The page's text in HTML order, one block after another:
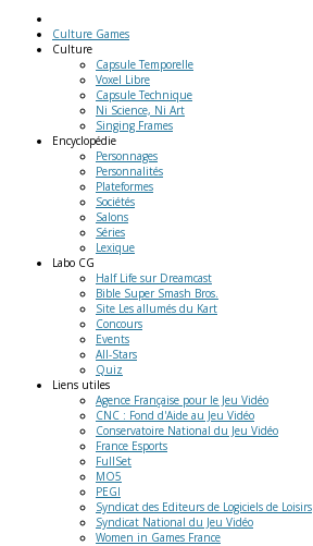
Culture Games
Culture
Capsule Temporelle
Voxel Libre
Capsule Technique
Ni Science, Ni Art
Singing Frames
Encyclopédie
Personnages
Personnalités
Plateformes
Sociétés
Salons
Séries
Lexique
Labo CG
Half Life sur Dreamcast
Bible Super Smash Bros.
Site Les allumés du Kart
Concours
Events
All-Stars
Quiz
Liens utiles
Agence Française pour le Jeu Vidéo
CNC : Fond d'Aide au Jeu Vidéo
Conservatoire National du Jeu Vidéo
France Esports
FullSet
MO5
PEGI
Syndicat des Editeurs de Logiciels de Loisirs
Syndicat National du Jeu Vidéo
Women in Games France